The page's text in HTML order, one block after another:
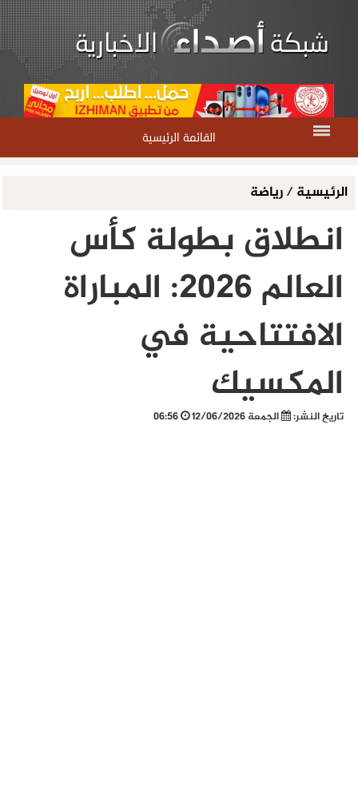
القائمة الرئيسية
الرئيسية/رياضة
انطلاق بطولة كأس
العالم 2026: المباراة
الافتتاحية في
المكسيك
تاريخ النشر: الجمعة 12/06/2026